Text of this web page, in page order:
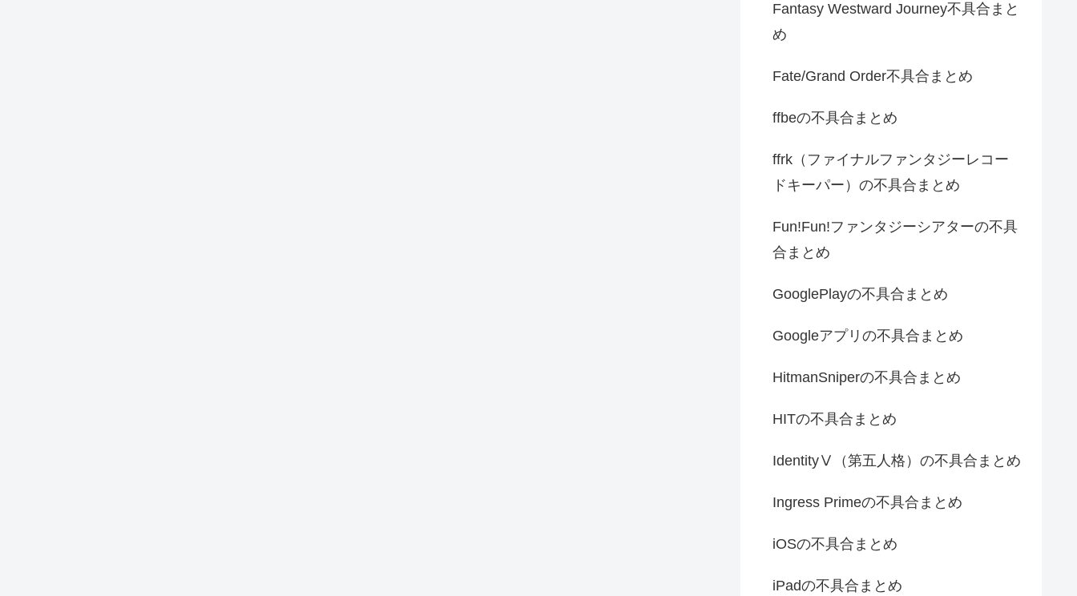
Fantasy Westward Journey不具合まと
め
Fate/Grand Order不具合まとめ
ffbeの不具合まとめ
ffrk（ファイナルファンタジーレコー
ドキーパー）の不具合まとめ
Fun!Fun!ファンタジーシアターの不具
合まとめ
GooglePlayの不具合まとめ
Googleアプリの不具合まとめ
HitmanSniperの不具合まとめ
HITの不具合まとめ
IdentityⅤ（第五人格）の不具合まとめ
Ingress Primeの不具合まとめ
iOSの不具合まとめ
iPadの不具合まとめ